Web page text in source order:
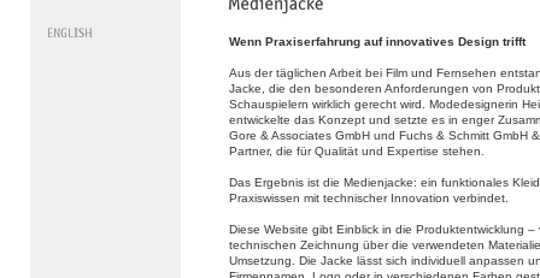
Wenn Praxiserfahrung auf innovatives Design trifft
Aus der täglichen Arbeit bei Film und Fernsehen
Jacke, die den besonderen Anforderungen von
Schauspielern wirklich gerecht wird. Modedesignerin
entwickelte das Konzept und setzte es in enger
Gore & Associates GmbH und Fuchs & Schmitt GmbH
Partner, die für Qualität und Expertise stehen.
Das Ergebnis ist die Medienjacke: ein funktionales
Praxiswissen mit technischer Innovation verbindet.
Diese Website gibt Einblick in die Produktentwicklung –
technischen Zeichnung über die verwendeten
Umsetzung. Die Jacke lässt sich individuell anpassen